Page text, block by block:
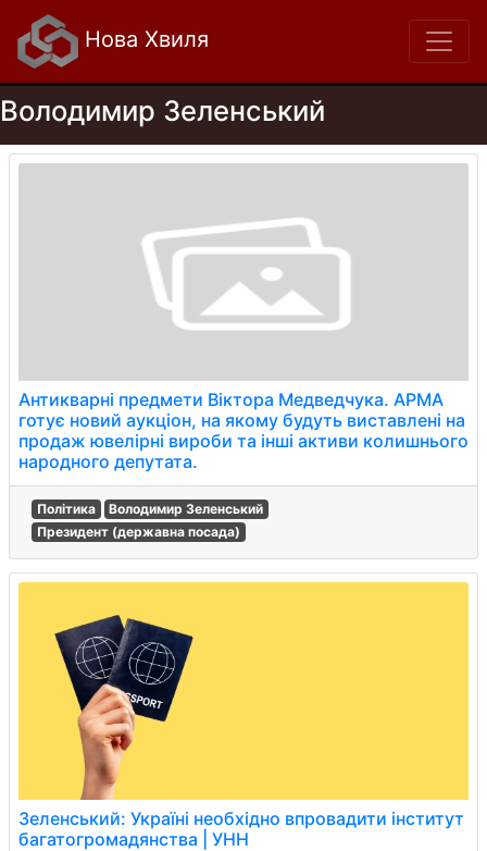
Нова Хвиля
Володимир Зеленський
Антикварні предмети Віктора Медведчука. АРМА
готує новий аукціон, на якому будуть виставлені на
продаж ювелірні вироби та інші активи колишнього
народного депутата.
Політика
Володимир Зеленський
Президент (державна посада)
Зеленський: Україні необхідно впровадити інститут
багатогромадянства | УНН